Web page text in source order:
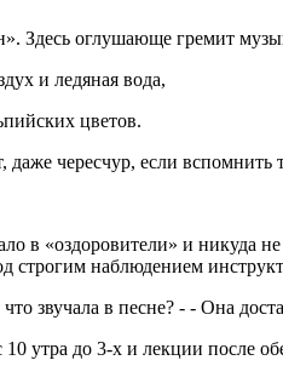
Здесь оглушающе гремит
и ледяная вода,
цветов.
даже чересчур, если
в «оздоровители» и никуда
строгим наблюдением
звучала в песне? - - Она
утра до 3-х и лекции после